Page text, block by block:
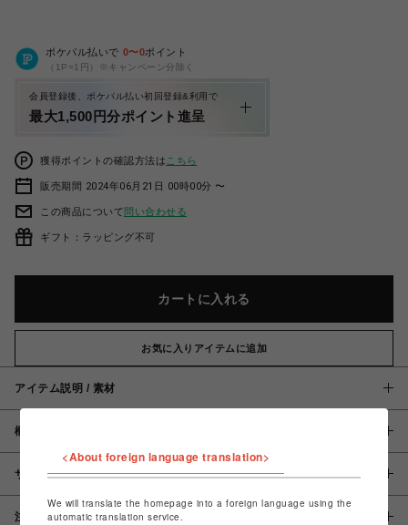
ポケパル払いで 0〜0ポイント
（1P=1円）※キャンペーン分除く
会員登録後、ポケパル払い初回登録&利用で
最大1,500円分ポイント進呈
獲得ポイントの確認方法は こちら
販売期間 2024年06月21日 00時00分 〜
この商品について問い合わせる
ギフト：ラッピング不可
カートに入れる
お気に入りアイテムに追加
アイテム説明 / 素材
概要
サイズ
注意事項
<About foreign language translation>
We will translate the homepage into a foreign language using the
automatic translation service.